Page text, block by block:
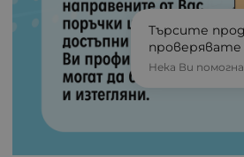
Търсите
проверявате
Нека Ви